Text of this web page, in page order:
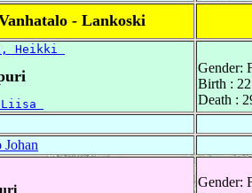
- Lankoski
Heikki
Gender:
Birth :
Death :
Gender: